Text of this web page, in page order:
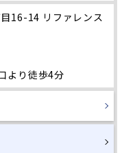
16-14 リファレンス
より徒歩4分